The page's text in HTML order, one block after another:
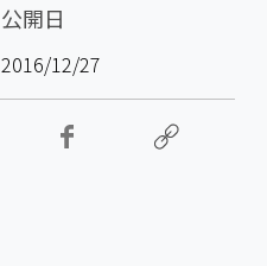
公開日
2016/12/27